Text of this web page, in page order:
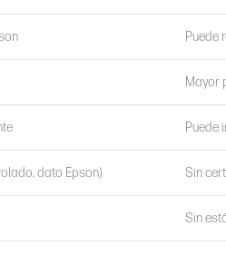
Puede
Mayor
Puede
dato Epson) Sin
Sin